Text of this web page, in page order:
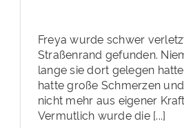
Freya wurde schwer
Straßenrand gefunden.
lange sie dort gelegen
hatte große Schmerzen
nicht mehr aus eigener
Vermutlich wurde die [...]